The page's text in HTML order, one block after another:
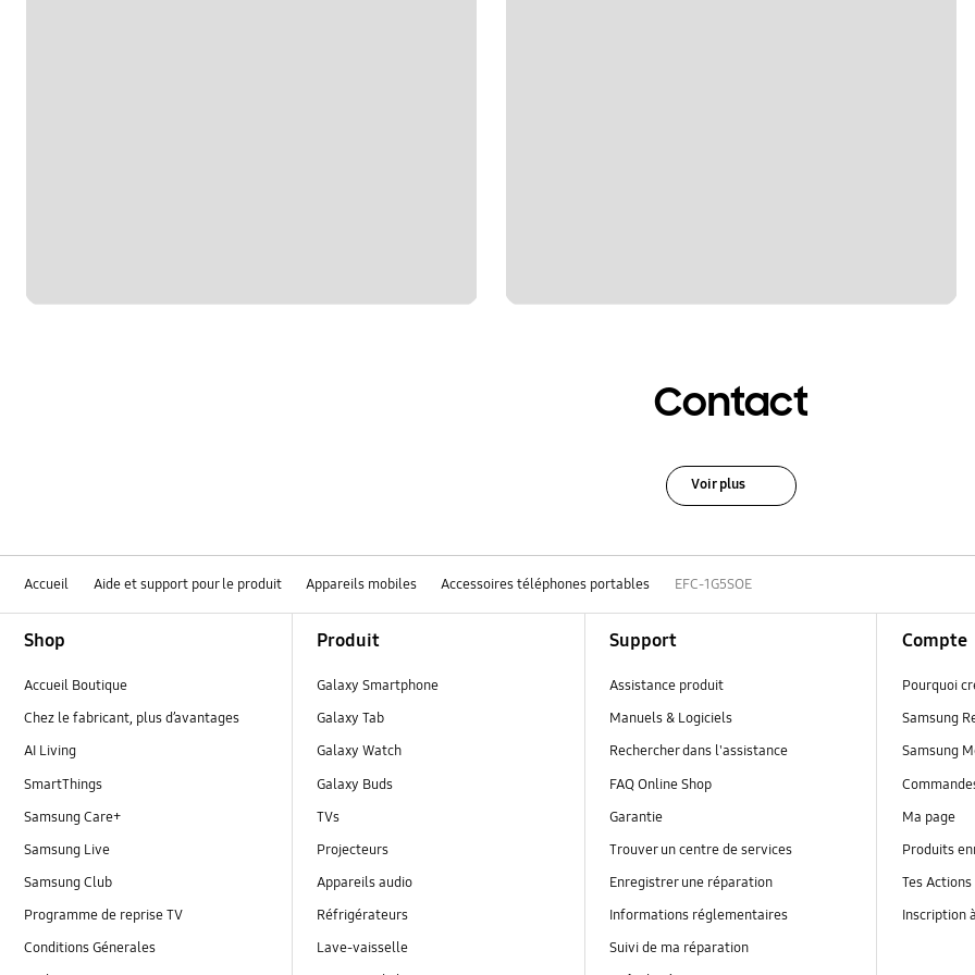
Contact
Voir plus
Accueil Aide et support pour le produit Appareils mobiles Accessoires téléphones portables EFC-1G5SOE
Shop
Accueil Boutique
Chez le fabricant, plus d’avantages
AI Living
SmartThings
Samsung Care+
Samsung Live
Samsung Club
Programme de reprise TV
Conditions Génerales
Produit
Galaxy Smartphone
Galaxy Tab
Galaxy Watch
Galaxy Buds
TVs
Projecteurs
Appareils audio
Réfrigérateurs
Lave-vaisselle
Support
Assistance produit
Manuels & Logiciels
Rechercher dans l'assistance
FAQ Online Shop
Garantie
Trouver un centre de services
Enregistrer une réparation
Informations réglementaires
Suivi de ma réparation
Compte
Pourquoi
Samsung
Samsung
Ma page
Produits
Tes Actions
Inscription